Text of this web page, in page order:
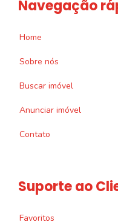
Navegação
Home
Sobre nós
Buscar imóvel
Anunciar imóvel
Contato
Suporte ao
Favoritos